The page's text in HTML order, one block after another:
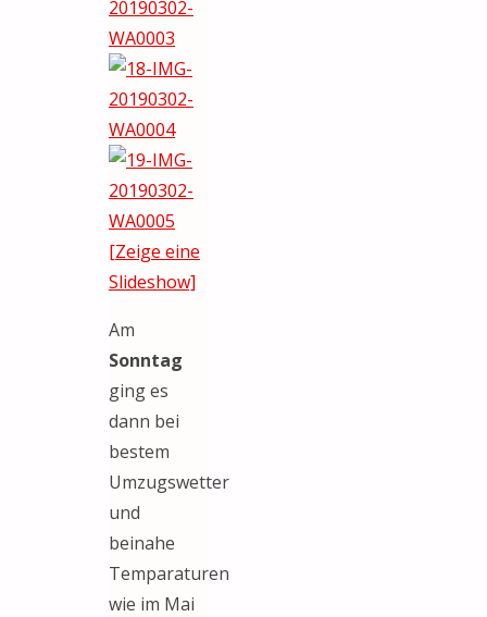
[Zeige eine
Slideshow]
Am
Sonntag
ging es
dann bei
bestem
Umzugswetter
und
beinahe
Temparaturen
wie im Mai